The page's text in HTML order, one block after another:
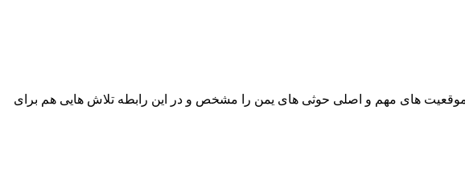
های مهم و اصلی حوثی‌ های یمن را مشخص و در این رابطه تلاش‌ هایی هم برای